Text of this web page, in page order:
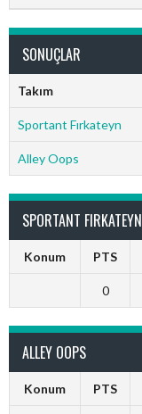
SONUÇLAR
Takım
Sportant Fırkateyn
Alley Oops
SPORTANT FIRKATEYN
Konum PTS
0
ALLEY OOPS
Konum PTS